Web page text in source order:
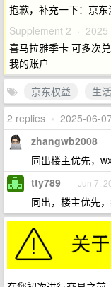
抱歉，补充一下：京
Supplement 2 · 2025
喜马拉雅季卡 可多次
我的账户
京东权益
生
2 replies • 2025-06-
zhangwb2008
同出楼主优先，
tty789 Jun 7,
同出，楼主优先